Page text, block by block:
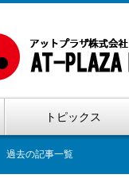
トピックス
過去の記事一覧